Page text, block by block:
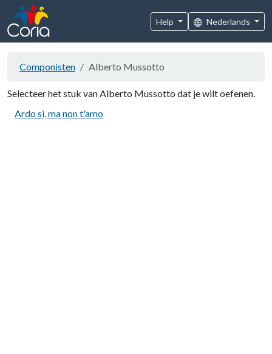
Help Nederlands
Componisten Alberto Mussotto
Selecteer het stuk van Alberto Mussotto dat je wilt oefenen.
Ardo sì, ma non t'amo